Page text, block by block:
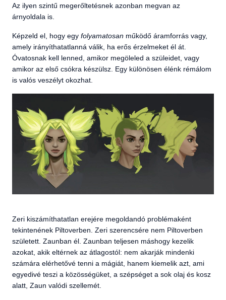
Az ilyen szintű megerőltetésnek azonban megvan az
árnyoldala is.
Képzeld el, hogy egy folyamatosan működő áramforrás vagy,
amely irányíthatatlanná válik, ha erős érzelmeket él át.
Óvatosnak kell lenned, amikor megöleled a szüleidet, vagy
amikor az első csókra készülsz. Egy különösen élénk rémálom
is valós veszélyt okozhat.
Zeri kiszámíthatatlan erejére megoldandó problémaként
tekintenének Piltoverben. Zeri szerencsére nem Piltoverben
született. Zaunban él. Zaunban teljesen máshogy kezelik
azokat, akik eltérnek az átlagostól: nem akarják mindenki
számára elérhetővé tenni a mágiát, hanem kiemelik azt, ami
egyedivé teszi a közösségüket, a szépséget a sok olaj és kosz
alatt, Zaun valódi szellemét.